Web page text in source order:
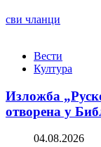
сви чланци
Вести
Култура
Изложба
отворена у
04.08.2026